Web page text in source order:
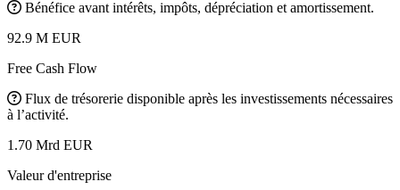
Bénéfice avant intérêts, impôts, dépréciation et amortissement.
92.9 M EUR
Free Cash Flow
Flux de trésorerie disponible après les investissements nécessaires
à l’activité.
1.70 Mrd EUR
Valeur d'entreprise